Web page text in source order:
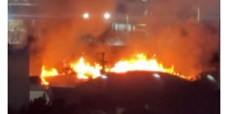
Desenvolvido
por
Hesea
Tecnologia